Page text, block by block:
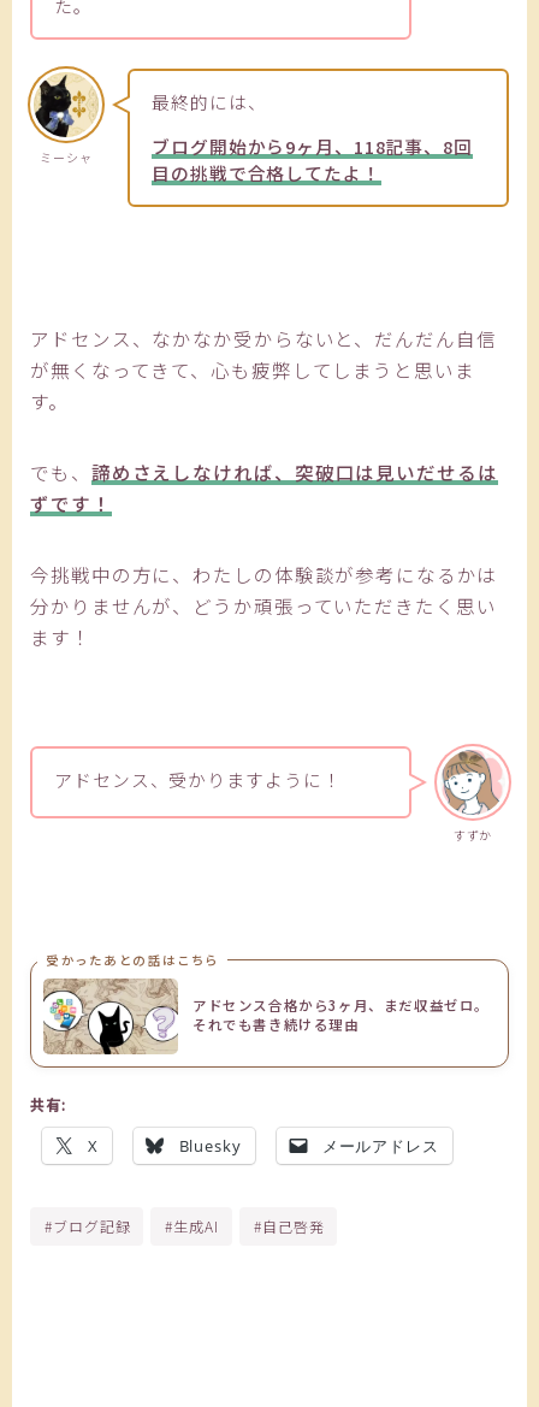
た。
ミーシャ
最終的には、
ブログ開始から9ヶ月、118記事、8回
目の挑戦で合格してたよ！
アドセンス、なかなか受からないと、だんだん自信
が無くなってきて、心も疲弊してしまうと思いま
す。
でも、 諦めさえしなければ、突破口は見いだせるは
ずです！
今挑戦中の方に、わたしの体験談が参考になるかは
分かりませんが、どうか頑張っていただきたく思い
ます！
すずか
アドセンス、受かりますように！
受かったあとの話はこちら
アドセンス合格から3ヶ月、まだ収益ゼロ。
それでも書き続ける理由
共有:
X Bluesky メールアドレス
#ブログ記録 #生成AI #自己啓発